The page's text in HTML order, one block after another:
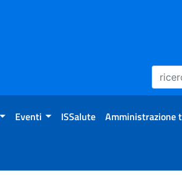
Eventi ISSalute Amministrazione